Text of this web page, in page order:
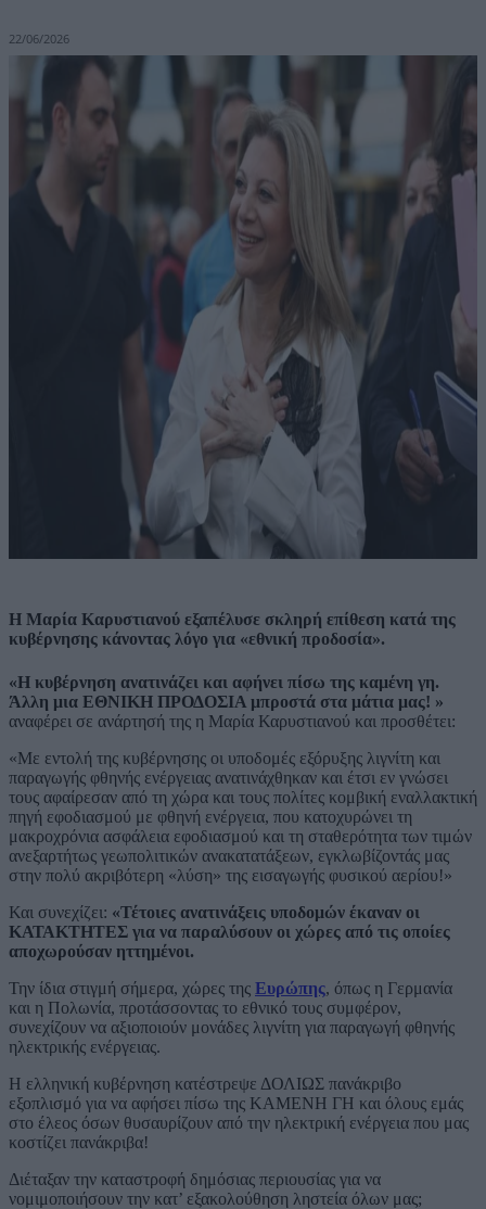
22/06/2026
Η Μαρία Καρυστιανού εξαπέλυσε σκληρή επίθεση κατά της
κυβέρνησης κάνοντας λόγο για «εθνική προδοσία».
«Η κυβέρνηση ανατινάζει και αφήνει πίσω της καμένη γη.
Άλλη μια ΕΘΝΙΚΗ ΠΡΟΔΟΣΙΑ μπροστά στα μάτια μας! »
αναφέρει σε ανάρτησή της η Μαρία Καρυστιανού και προσθέτει:
«Με εντολή της κυβέρνησης οι υποδομές εξόρυξης λιγνίτη και
παραγωγής φθηνής ενέργειας ανατινάχθηκαν και έτσι εν γνώσει
τους αφαίρεσαν από τη χώρα και τους πολίτες κομβική εναλλακτική
πηγή εφοδιασμού με φθηνή ενέργεια, που κατοχυρώνει τη
μακροχρόνια ασφάλεια εφοδιασμού και τη σταθερότητα των τιμών
ανεξαρτήτως γεωπολιτικών ανακατατάξεων, εγκλωβίζοντάς μας
στην πολύ ακριβότερη «λύση» της εισαγωγής φυσικού αερίου!»
Και συνεχίζει: «Τέτοιες ανατινάξεις υποδομών έκαναν οι
ΚΑΤΑΚΤΗΤΕΣ για να παραλύσουν οι χώρες από τις οποίες
αποχωρούσαν ηττημένοι.
Την ίδια στιγμή σήμερα, χώρες της Ευρώπης, όπως η Γερμανία
και η Πολωνία, προτάσσοντας το εθνικό τους συμφέρον,
συνεχίζουν να αξιοποιούν μονάδες λιγνίτη για παραγωγή φθηνής
ηλεκτρικής ενέργειας.
Η ελληνική κυβέρνηση κατέστρεψε ΔΟΛΙΩΣ πανάκριβο
εξοπλισμό για να αφήσει πίσω της ΚΑΜΕΝΗ ΓΗ και όλους εμάς
στο έλεος όσων θυσαυρίζουν από την ηλεκτρική ενέργεια που μας
κοστίζει πανάκριβα!
Διέταξαν την καταστροφή δημόσιας περιουσίας για να
νομιμοποιήσουν την κατ’ εξακολούθηση ληστεία όλων μας;